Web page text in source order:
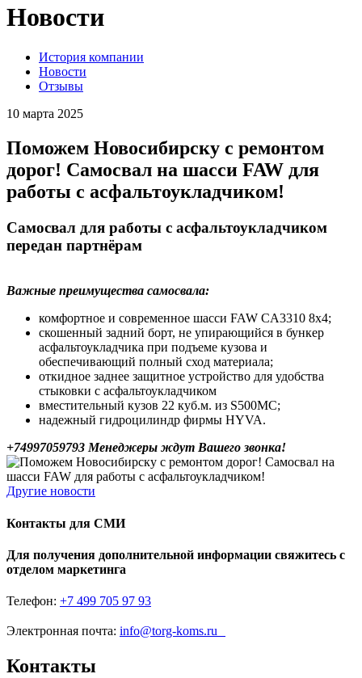
Новости
История компании
Новости
Отзывы
10 марта 2025
Поможем Новосибирску с ремонтом
дорог! Самосвал на шасси FAW для
работы с асфальтоукладчиком!
Самосвал для работы с асфальтоукладчиком
передан партнёрам
Важные преимущества самосвала:
комфортное и современное шасси FAW CA3310 8х4;
скошенный задний борт, не упирающийся в бункер
асфальтоукладчика при подъеме кузова и
обеспечивающий полный сход материала;
откидное заднее защитное устройство для удобства
стыковки с асфальтоукладчиком
вместительный кузов 22 куб.м. из S500МС;
надежный гидроцилиндр фирмы HYVA.
+74997059793 Менеджеры ждут Вашего звонка!
Другие новости
Контакты для СМИ
Для получения дополнительной информации свяжитесь с
отделом маркетинга
Телефон: +7 499 705 97 93
Электронная почта: info@torg-koms.ru
Контакты